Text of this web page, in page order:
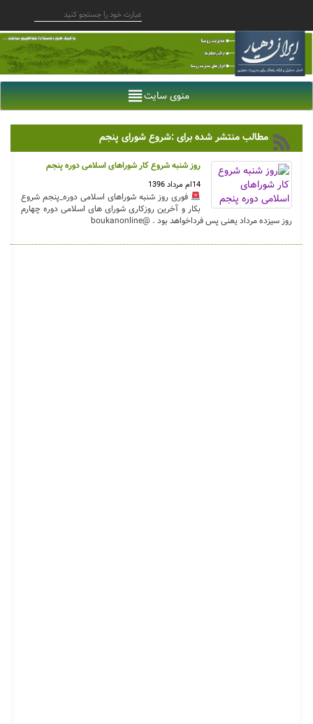
منوی سایت
مطالب منتشر شده برای :شروع شورای پنجم
روز شنبه شروع کار شوراهای اسلامی دوره پنجم
14ام مرداد 1396
فوری روز شنبه شوراهای اسلامی دوره_پنجم شروع
بکار و آخرین روزکاری شورای های اسلامی دوره چهارم
روز سیزده مرداد یعنی پس فرداخواهد بود . @boukanonline